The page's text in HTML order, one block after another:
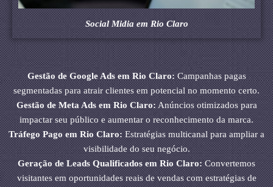
Social Midia em Rio Claro
Gestão de Google Ads em Rio Claro:Campanhas pagas
segmentadas para atrair clientes em potencial no momento certo.
Gestão de Meta Ads em Rio Claro:Anúncios otimizados para
impactar seu público e aumentar o reconhecimento da marca.
Tráfego Pago em Rio Claro:Estratégias multicanal para ampliar a
visibilidade do seu negócio.
Geração de Leads Qualificados em Rio Claro:Convertemos
visitantes em oportunidades reais de vendas com estratégias de